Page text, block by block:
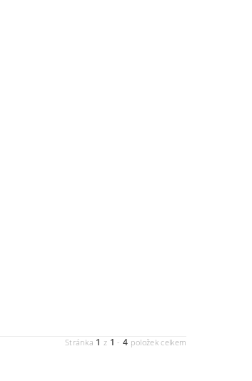
Stránka 1 z 1 -4 položek celkem